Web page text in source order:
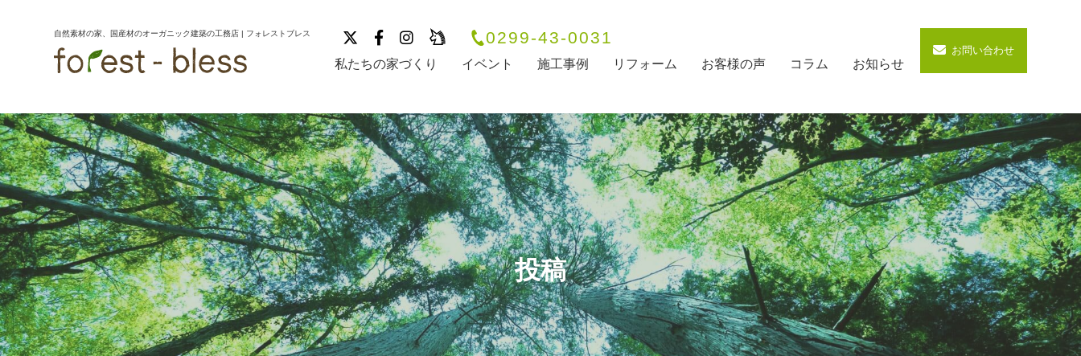
キ
ッ
プ
に
移
動
自然素材の家、国産材のオーガニック建築の工務店 | フォレストブレス 0299-43-0031
私たちの家づくり イベント 施工事例 リフォーム お客様の声 コラム お知らせ
お問い合わせ
投稿